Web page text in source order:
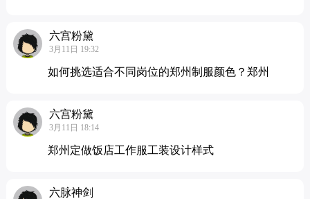
六宫粉黛
3月11日 19:32
如何挑选适合不同岗位的郑州制服颜色？郑州
六宫粉黛
3月11日 18:14
郑州定做饭店工作服工装设计样式
六脉神剑